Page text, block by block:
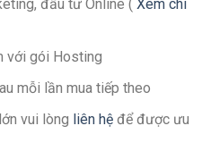
đầu tư Online ( Xem chi
với gói Hosting
mỗi lần mua tiếp theo
vui lòng liên hệđể được ưu